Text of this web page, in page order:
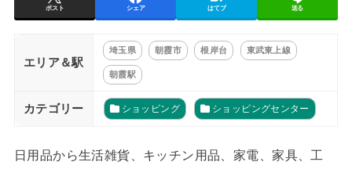
ポスト シェア はてブ 送る
エリア＆駅
埼玉県 朝霞市 根岸台 東武東上線
朝霞駅
カテゴリー ショッピング ショッピングセンター
日用品から生活雑貨、キッチン用品、家電、家具、工